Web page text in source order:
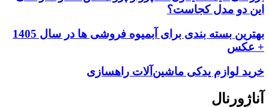
این دو مدل کجاست؟
بهترین بسته بندی برای آبمیوه فروشی ها در سال 1405
+ عکس
خرید لوازم یدکی ماشین‌آلات راهسازی
آناژورنال